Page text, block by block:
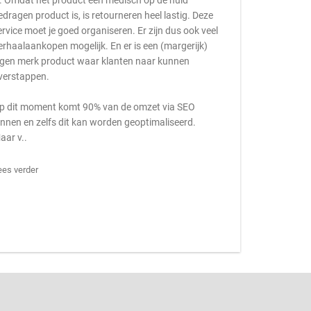
product is, is retourneren heel lastig. Deze
moet je goed organiseren. Er zijn dus ook veel
mogelijk. En er is een (margerijk)
merk product waar klanten naar kunnen
dit moment komt 90% van de omzet via SEO
en zelfs dit kan worden geoptimaliseerd.
v..
verder